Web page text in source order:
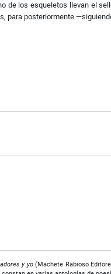
los esqueletos llevan el
posteriormente
y yo(Machete Rabioso